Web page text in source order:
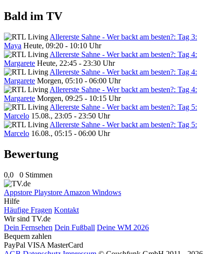
Bald im TV
Allererste Sahne - Wer backt am besten?: Tag 3:
Maya Heute, 09:20 - 10:10 Uhr
Allererste Sahne - Wer backt am besten?: Tag 4:
Margarete Heute, 22:45 - 23:30 Uhr
Allererste Sahne - Wer backt am besten?: Tag 4:
Margarete Morgen, 05:10 - 06:00 Uhr
Allererste Sahne - Wer backt am besten?: Tag 4:
Margarete Morgen, 09:25 - 10:15 Uhr
Allererste Sahne - Wer backt am besten?: Tag 5:
Marcelo 15.08., 23:05 - 23:50 Uhr
Allererste Sahne - Wer backt am besten?: Tag 5:
Marcelo 16.08., 05:15 - 06:00 Uhr
Bewertung
0,0 0 Stimmen
Appstore Playstore Amazon Windows
Hilfe
Häufige Fragen Kontakt
Wir sind TV.de
Dein Fernsehen Dein Fußball Deine WM 2026
Bequem zahlen
PayPal VISA MasterCard